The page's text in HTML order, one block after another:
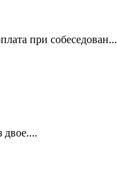
при собеседован...
двое....